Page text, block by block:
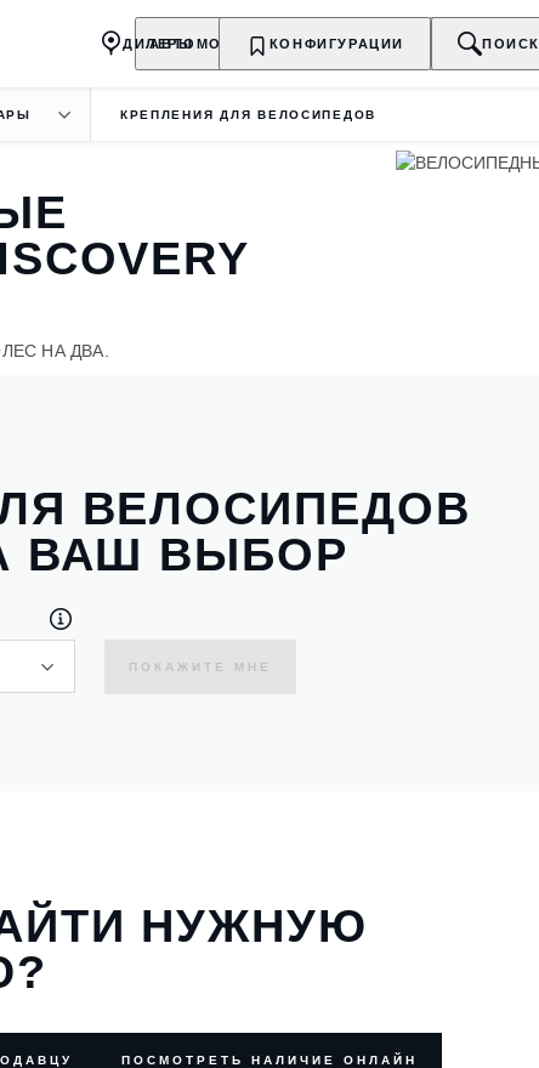
АВТОМОБИЛИ ВЛАДЕЛЬЦАМ О БРЕНДЕ
ДИЛЕРЫ КОНФИГУРАЦИИ ПОИСК
КРЕПЛЕНИЯ ДЛЯ ВЕЛОСИПЕДОВ
НА ДВА.
ВЕЛОСИПЕДОВ
ВАШ ВЫБОР
ПОКАЖИТЕ МНЕ
НУЖНУЮ
ПОСМОТРЕТЬ НАЛИЧИЕ ОНЛАЙН